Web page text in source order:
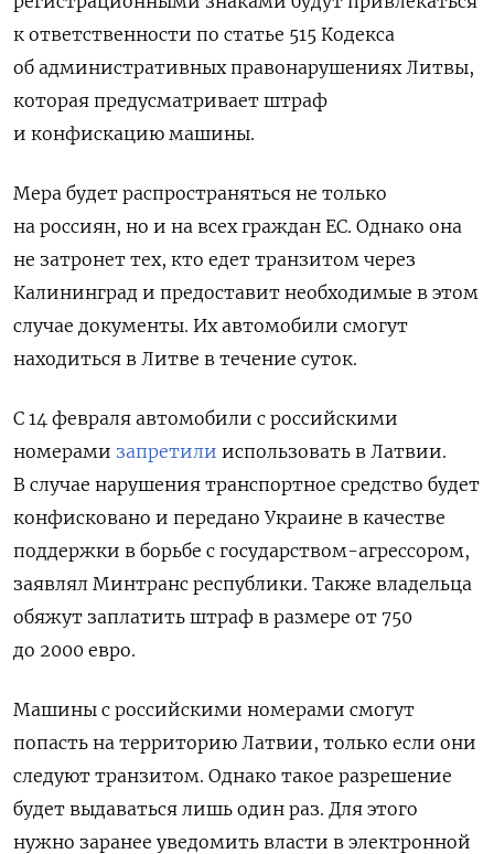
к ответственности по статье 515 Кодекса
об административных правонарушениях Литвы,
которая предусматривает штраф
и конфискацию машины.
Мера будет распространяться не только
на россиян, но и на всех граждан ЕС. Однако она
не затронет тех, кто едет транзитом через
Калининград и предоставит необходимые в этом
случае документы. Их автомобили смогут
находиться в Литве в течение суток.
С 14 февраля автомобили с российскими
номерами запретили использовать в Латвии.
В случае нарушения транспортное средство будет
конфисковано и передано Украине в качестве
поддержки в борьбе с государством-агрессором,
заявлял Минтранс республики. Также владельца
обяжут заплатить штраф в размере от 750
до 2000 евро.
Машины с российскими номерами смогут
попасть на территорию Латвии, только если они
следуют транзитом. Однако такое разрешение
будет выдаваться лишь один раз. Для этого
нужно заранее уведомить власти в электронной